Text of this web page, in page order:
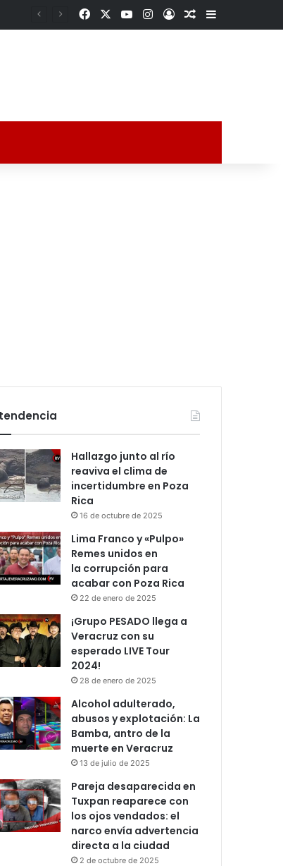
FacebookYouTubeInstagram
AccesoPublicación al
Barra lateral
Hallazgo junto al río
reaviva el clima de
incertidumbre en Poza
Rica
16 de octubre de 2025
Lima Franco y «Pulpo»
Remes unidos en
la corrupción para
acabar con Poza Rica
22 de enero de 2025
¡Grupo PESADO llega a
Veracruz con su
esperado LIVE Tour
2024!
28 de enero de 2025
Alcohol adulterado,
abusos y explotación: La
Bamba, antro de la
muerte en Veracruz
13 de julio de 2025
Pareja desaparecida en
Tuxpan reaparece con
los ojos vendados: el
narco envía advertencia
directa a la ciudad
2 de octubre de 2025